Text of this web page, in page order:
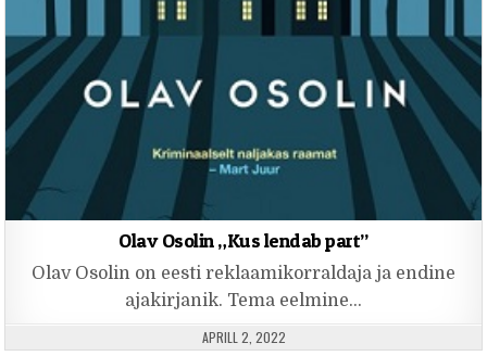
Olav Osolin „Kus lendab part”
Olav Osolin on eesti reklaamikorraldaja ja endine
ajakirjanik. Tema eelmine…
PUBLISHED DATE:
APRILL 2, 2022